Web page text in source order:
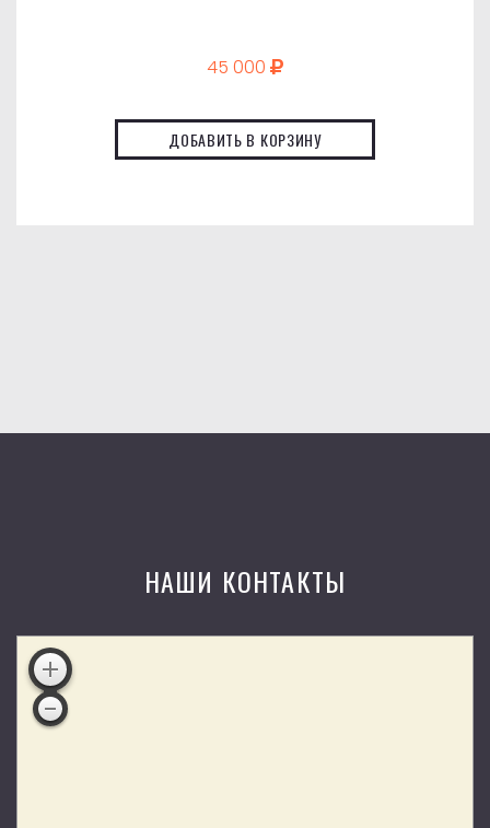
45 000
ДОБАВИТЬ В КОРЗИНУ
НАШИ КОНТАКТЫ